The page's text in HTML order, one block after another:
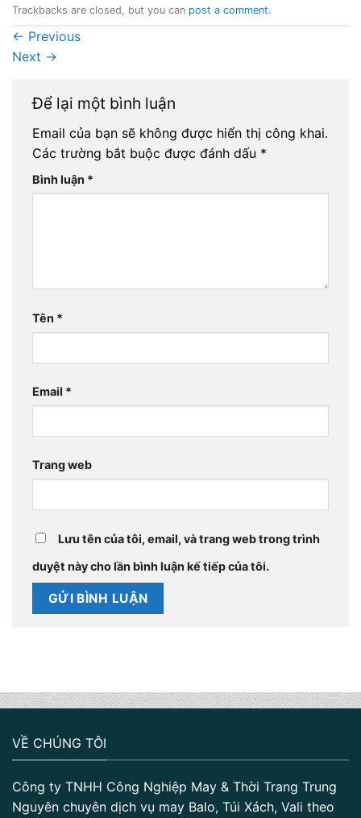
Trackbacks are closed, but you can post a comment.
← Previous
Next →
Để lại một bình luận
Email của bạn sẽ không được hiển thị công khai.
Các trường bắt buộc được đánh dấu *
Bình luận *
Tên *
Email *
Trang web
Lưu tên của tôi, email, và trang web trong trình
duyệt này cho lần bình luận kế tiếp của tôi.
VỀ CHÚNG TÔI
Công ty TNHH Công Nghiệp May & Thời Trang Trung
Nguyên chuyên dịch vụ may Balo, Túi Xách, Vali theo